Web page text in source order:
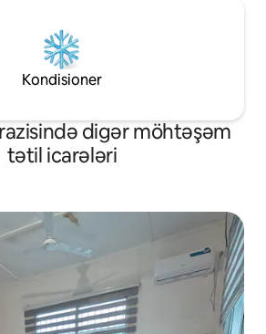
Kondisioner
digər möhtəşəm
tətil icarələri